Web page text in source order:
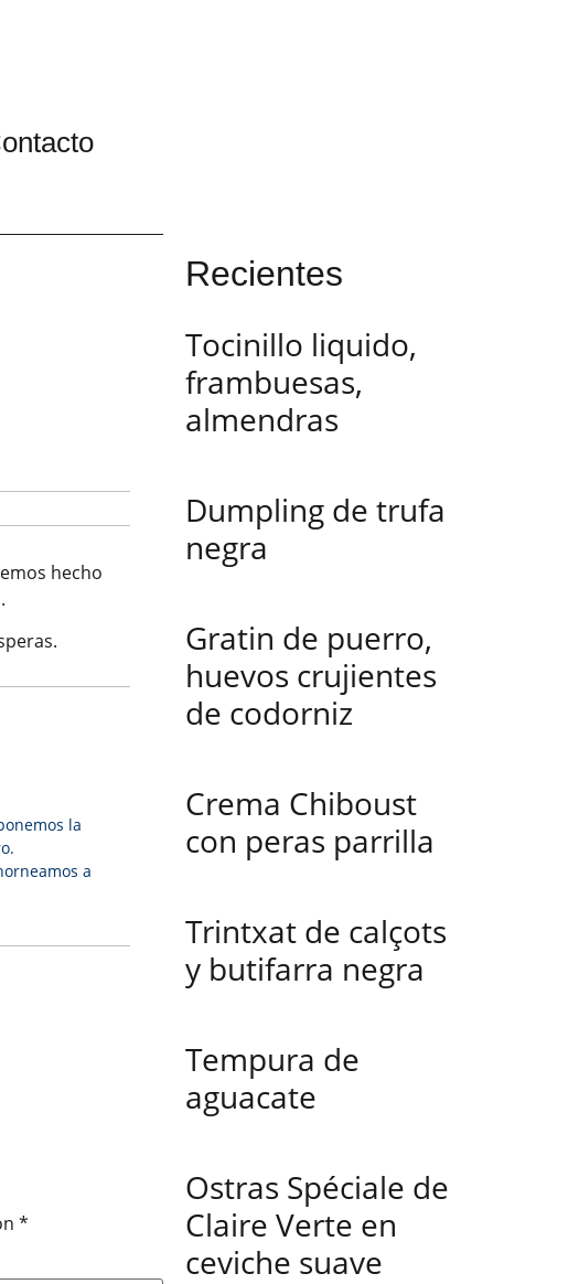
hecho
la
a
*
Recientes
Tocinillo liquido,
frambuesas,
almendras
Dumpling de trufa
negra
Gratin de puerro,
huevos crujientes
de codorniz
Crema Chiboust
con peras parrilla
Trintxat de calçots
y butifarra negra
Tempura de
aguacate
Ostras Spéciale de
Claire Verte en
ceviche suave